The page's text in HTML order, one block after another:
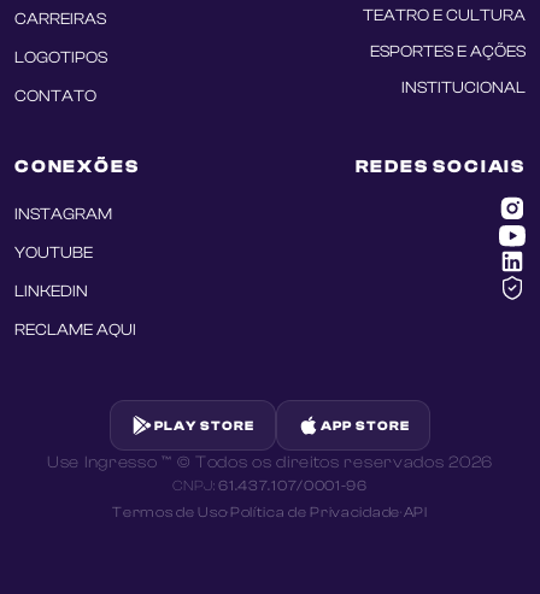
CARREIRAS
LOGOTIPOS
CONTATO
TEATRO E CULTURA
ESPORTES E AÇÕES
INSTITUCIONAL
CONEXÕES
INSTAGRAM
YOUTUBE
LINKEDIN
RECLAME AQUI
REDES SOCIAIS
PLAY STORE APP STORE
Use Ingresso ™ © Todos os direitos reservados2026
CNPJ:61.437.107/0001-96
Termos de Uso· Política de Privacidade·API